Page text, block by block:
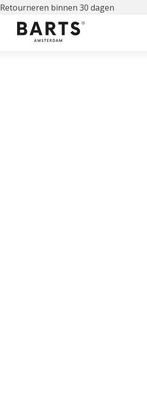
Retourneren binnen 30 dagen